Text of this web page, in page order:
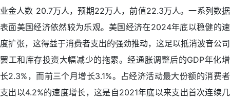
业金人数 20.7万人，预期22万人，前值22.3万人。一系列数据
表面美国经济依然较为乐观。美国经济在2024年底以稳健的速
度扩张，这得益于消费者支出的强劲推动，这足以抵消波音公司
罢工和库存投资大幅减少的拖累。经通胀调整后的GDP年化增
长2.3%，而前三个月增长3.1%。占经济活动最大份额的消费者
支出以4.2%的速度增长，这是自2021年底以来支出首次连续几